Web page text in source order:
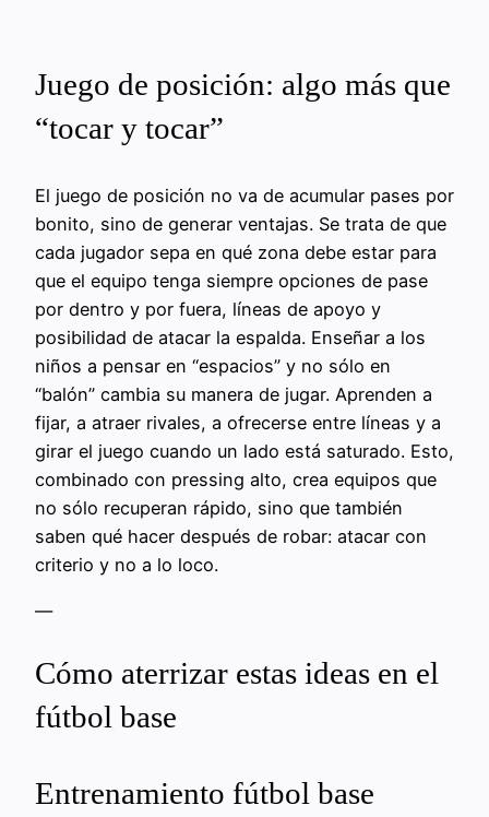
Juego de posición: algo más que
“tocar y tocar”
El juego de posición no va de acumular pases por
bonito, sino de generar ventajas. Se trata de que
cada jugador sepa en qué zona debe estar para
que el equipo tenga siempre opciones de pase
por dentro y por fuera, líneas de apoyo y
posibilidad de atacar la espalda. Enseñar a los
niños a pensar en “espacios” y no sólo en
“balón” cambia su manera de jugar. Aprenden a
fijar, a atraer rivales, a ofrecerse entre líneas y a
girar el juego cuando un lado está saturado. Esto,
combinado con pressing alto, crea equipos que
no sólo recuperan rápido, sino que también
saben qué hacer después de robar: atacar con
criterio y no a lo loco.
—
Cómo aterrizar estas ideas en el
fútbol base
Entrenamiento fútbol base